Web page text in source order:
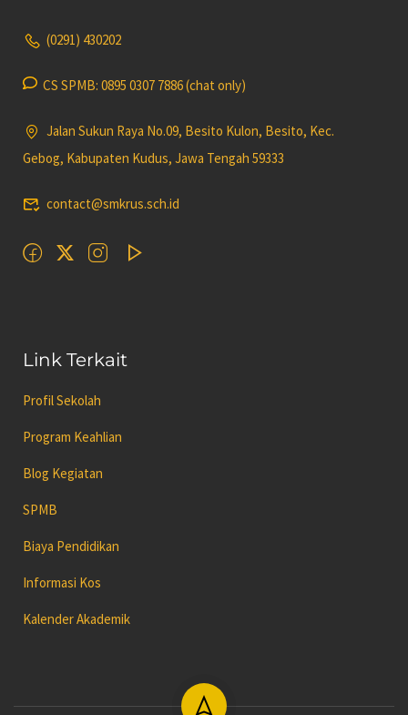
(0291) 430202
CS SPMB: 0895 0307 7886 (chat only)
Jalan Sukun Raya No.09, Besito Kulon, Besito, Kec.
Gebog, Kabupaten Kudus, Jawa Tengah 59333
contact@smkrus.sch.id
Link Terkait
Profil Sekolah
Program Keahlian
Blog Kegiatan
SPMB
Biaya Pendidikan
Informasi Kos
Kalender Akademik